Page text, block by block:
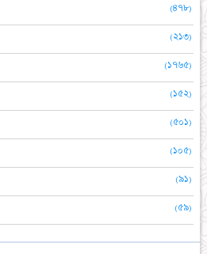
(৪৭৮)
(২১৩)
(১৭৬৫)
(১৫২)
(৫০১)
(১০৫)
(৯১)
(৫৯)